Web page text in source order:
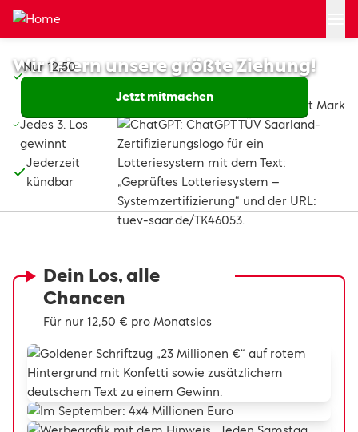
Zum Hauptinhalt springen
Wir feiern unsere größte Ziehung!
Jetzt mitmachen
Nur 12,50
Jedes 3. Los
gewinnt
Jederzeit
kündbar
Dein Los, alle
Chancen
Für nur 12,50 € pro Monatslos